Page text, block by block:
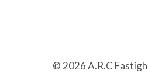
© 2026 A.R.C